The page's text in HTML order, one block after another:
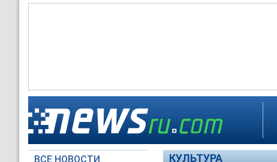
ВСЕ НОВОСТИ
КУЛЬТУРА
Комедия
Opera) открыла в